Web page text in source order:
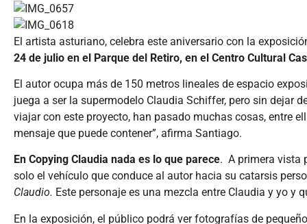
El artista asturiano, celebra este aniversario con la
24 de julio en el Parque del Retiro, en el Centro Cultural
El autor ocupa más de 150 metros lineales de espacio
juega a ser la supermodelo Claudia Schiffer, pero sin dejar
viajar con este proyecto, han pasado muchas cosas, entre
mensaje que puede contener”, afirma Santiago.
En Copying Claudia nada es lo que parece. A primera vista
solo el vehículo que conduce al autor hacia su catarsis
Claudio. Este personaje es una mezcla entre Claudia y yo y
En la exposición, el público podrá ver fotografías de